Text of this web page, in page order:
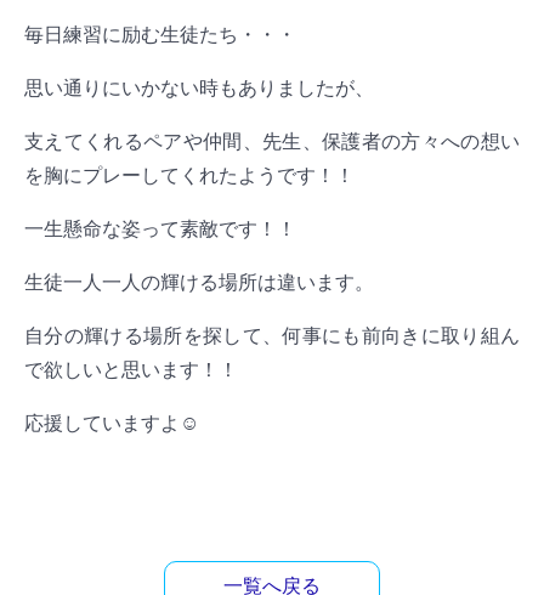
毎日練習に励む生徒たち・・・
思い通りにいかない時もありましたが、
支えてくれるペアや仲間、先生、保護者の方々への想い
を胸にプレーしてくれたようです！！
一生懸命な姿って素敵です！！
生徒一人一人の輝ける場所は違います。
自分の輝ける場所を探して、何事にも前向きに取り組ん
で欲しいと思います！！
応援していますよ☺︎
一覧へ戻る